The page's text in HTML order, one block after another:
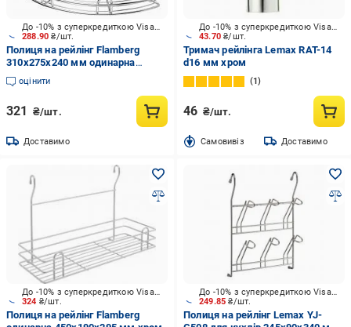
288.90₴/шт.
До -10% з суперкредиткою Visa Вигода
Полиця на рейлінг Flamberg
310x275x240 мм одинарна
кутова хром
оцінити
321 ₴/шт.
Доставимо
43.70₴/шт.
До -10% з суперкредиткою Visa Вигода
Тримач рейлінга Lemax RAT-14
d16 мм хром
1
46 ₴/шт.
Cамовивіз Доставимо
324 ₴/шт.
До -10% з суперкредиткою Visa Вигода
Полиця на рейлінг Flamberg
249.85₴/шт.
До -10% з суперкредиткою Visa Вигода
Полиця на рейлінг Lemax YJ-